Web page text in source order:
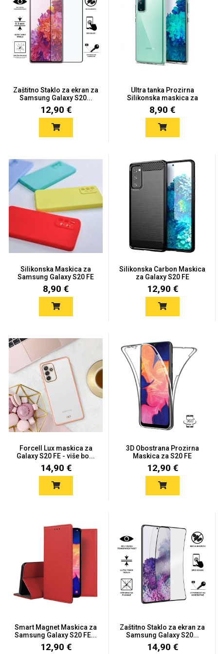
Zaštitno Staklo za ekran za
Samsung Galaxy S20...
12,90 €
Ultra tanka Prozirna
Silikonska maskica za
Sam...
8,90 €
Silikonska Maskica za
Samsung Galaxy S20 FE
-...
8,90 €
Silikonska Carbon Maskica
za Galaxy S20 FE
12,90 €
Forcell Lux maskica za
Galaxy S20 FE - više bo...
14,90 €
3D Obostrana Prozirna
Maskica za S20 FE
12,90 €
Smart Magnet Maskica za
Samsung Galaxy S20 FE...
12,90 €
Zaštitno Staklo za ekran za
Samsung Galaxy S20...
14,90 €
Sleng Feel Good
Životinjsko carstvo
Svemirska kolekcija
Love motivi I Need Some Space
Quotes Collection Cirkus
Monogrami Dječji motivi
Univerzalne futrole i
maskice
Preklopne maskice